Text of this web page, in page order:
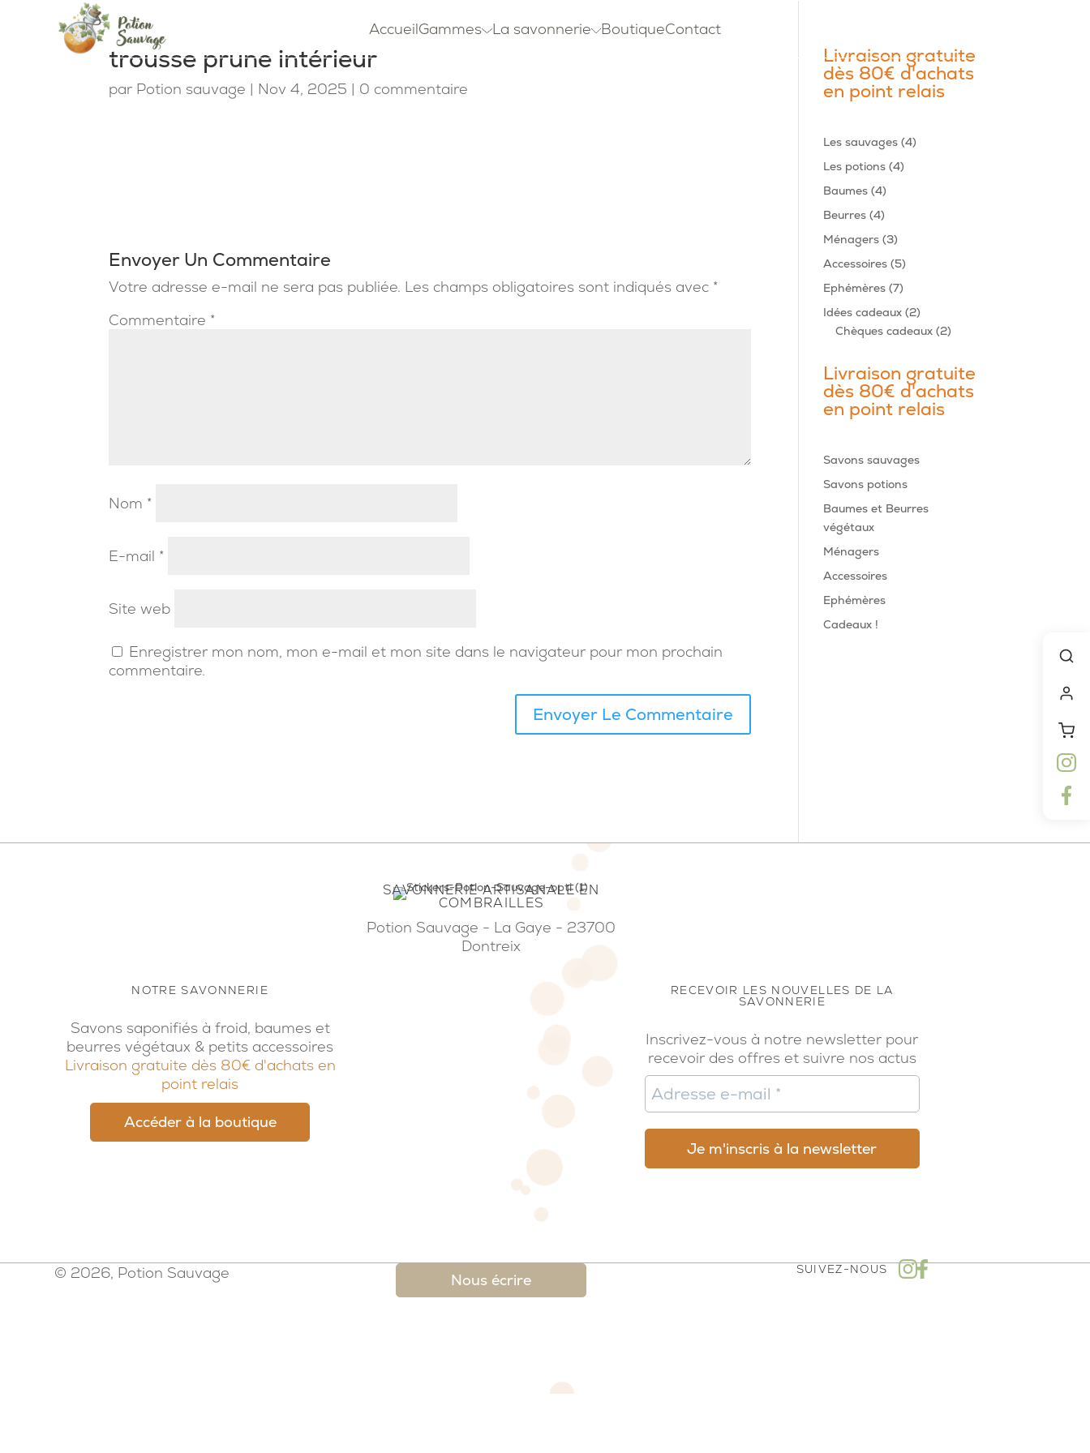
AccueilGammes La savonnerie BoutiqueContact
trousse prune intérieur
par Potion sauvage | Nov 4, 2025 | 0 commentaire
Envoyer Un Commentaire
Votre adresse e-mail ne sera pas publiée. Les champs obligatoires sont indiqués avec *
Commentaire *
Nom *
E-mail *
Site web
Enregistrer mon nom, mon e-mail et mon site dans le navigateur pour mon prochain
commentaire.
Livraison gratuite
dès 80€ d'achats
en point relais
Les sauvages 44
Les potions 44
Baumes 44
produits
Beurres 44
produits
Ménagers 33
produits
Accessoires 55
produits
Ephémères 77
produits
Idées cadeaux 22
produits
Chèques cadeaux 22
Livraison gratuite
dès 80€ d'achats
en point relais
Savons sauvages
Savons potions
Baumes et Beurres
végétaux
Ménagers
Accessoires
Ephémères
Cadeaux !
NOTRE SAVONNERIE
Savons saponifiés à froid, baumes et
beurres végétaux & petits accessoires
Livraison gratuite dès 80€ d'achats en
point relais
Accéder à la boutique
SAVONNERIE ARTISANALE EN
COMBRAILLES
Potion Sauvage - La Gaye - 23700
Dontreix
RECEVOIR LES NOUVELLES DE LA
SAVONNERIE
Inscrivez-vous à notre newsletter pour
recevoir des offres et suivre nos actus
© 2026, Potion Sauvage Nous écrire
SUIVEZ-NOUS